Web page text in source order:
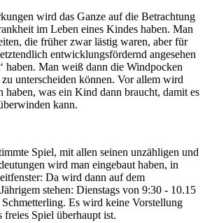
wird das Ganze auf die Betrachtung
im Leben eines Kindes haben. Man
die früher zwar lästig waren, aber für
entwicklungsfördernd angesehen
haben. Man weiß dann die Windpocken
unterscheiden können. Vor allem wird
haben, was ein Kind dann braucht, damit es
kann.
Spiel, mit allen seinen unzähligen und
wird man eingebaut haben, in
Da wird dann auf dem
stehen: Dienstags von 9:30 - 10.15
Es wird keine Vorstellung
freies Spiel überhaupt ist.